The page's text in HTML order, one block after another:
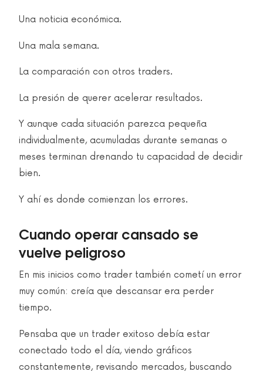
Una noticia económica.
Una mala semana.
La comparación con otros traders.
La presión de querer acelerar resultados.
Y aunque cada situación parezca pequeña
individualmente, acumuladas durante semanas o
meses terminan drenando tu capacidad de decidir
bien.
Y ahí es donde comienzan los errores.
Cuando operar cansado se
vuelve peligroso
En mis inicios como trader también cometí un error
muy común: creía que descansar era perder
tiempo.
Pensaba que un trader exitoso debía estar
conectado todo el día, viendo gráficos
constantemente, revisando mercados, buscando